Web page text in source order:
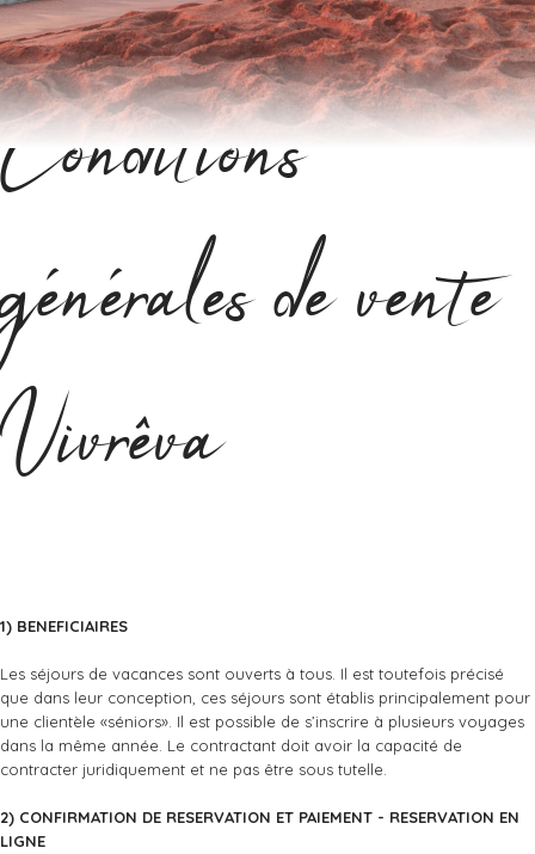
Conditions
générales de vente
Vivrêva
1) BENEFICIAIRES
Les séjours de vacances sont ouverts à tous. Il est toutefois précisé
que dans leur conception, ces séjours sont établis principalement pour
une clientèle «séniors». Il est possible de s’inscrire à plusieurs voyages
dans la même année. Le contractant doit avoir la capacité de
contracter juridiquement et ne pas être sous tutelle.
2) CONFIRMATION DE RESERVATION ET PAIEMENT - RESERVATION EN
LIGNE